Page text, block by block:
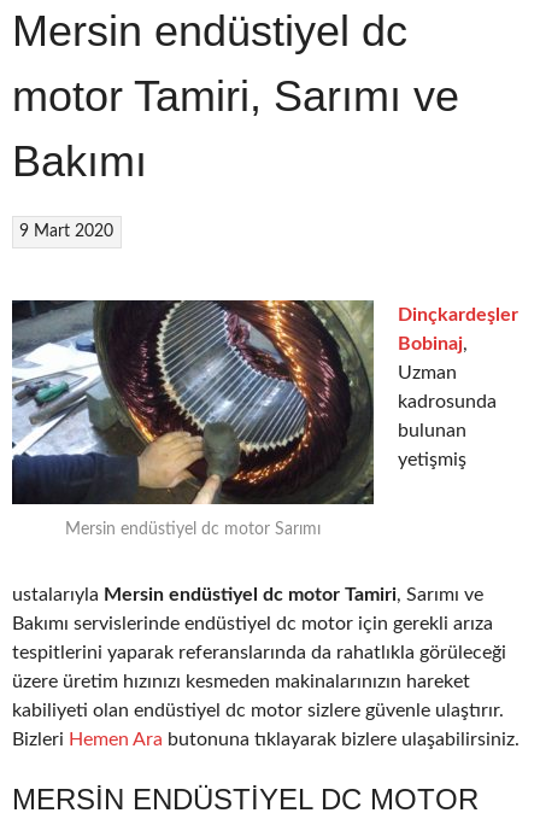
Mersin endüstiyel dc
motor Tamiri, Sarımı ve
Bakımı
9 Mart 2020
Mersin endüstiyel dc motor Sarımı
Dinçkardeşler
Bobinaj,
Uzman
kadrosunda
bulunan
yetişmiş
ustalarıyla Mersin endüstiyel dc motor Tamiri, Sarımı ve
Bakımı servislerinde endüstiyel dc motor için gerekli arıza
tespitlerini yaparak referanslarında da rahatlıkla görüleceği
üzere üretim hızınızı kesmeden makinalarınızın hareket
kabiliyeti olan endüstiyel dc motor sizlere güvenle ulaştırır.
Bizleri Hemen Ara butonuna tıklayarak bizlere ulaşabilirsiniz.
MERSIN ENDÜSTIYEL DC MOTOR